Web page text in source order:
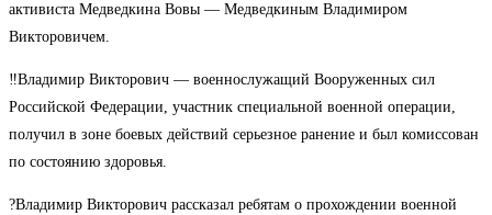
активиста Медведкина Вовы — Медведкиным Владимиром
Викторовичем.
‼Владимир Викторович — военнослужащий Вооруженных сил
Российской Федерации, участник специальной военной операции,
получил в зоне боевых действий серьезное ранение и был комиссован
по состоянию здоровья.
?Владимир Викторович рассказал ребятам о прохождении военной